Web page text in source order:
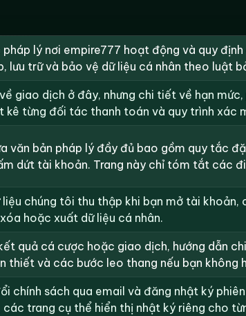
lý nơi empire777 hoạt động và quy
lưu trữ và bảo vệ dữ liệu cá nhân theo luật
giao dịch ở đây, nhưng chi tiết về hạn
kê từng đối tác thanh toán và quy trình xác
văn bản pháp lý đầy đủ bao gồm quy tắc
dứt tài khoản. Trang này chỉ tóm tắt các
chúng tôi thu thập khi bạn mở tài
hoặc xuất dữ liệu cá nhân.
quả cá cược hoặc giao dịch, hướng dẫn
thiết và các bước leo thang nếu bạn không
chính sách qua email và đăng nhật ký
trang cụ thể hiển thị nhật ký riêng cho